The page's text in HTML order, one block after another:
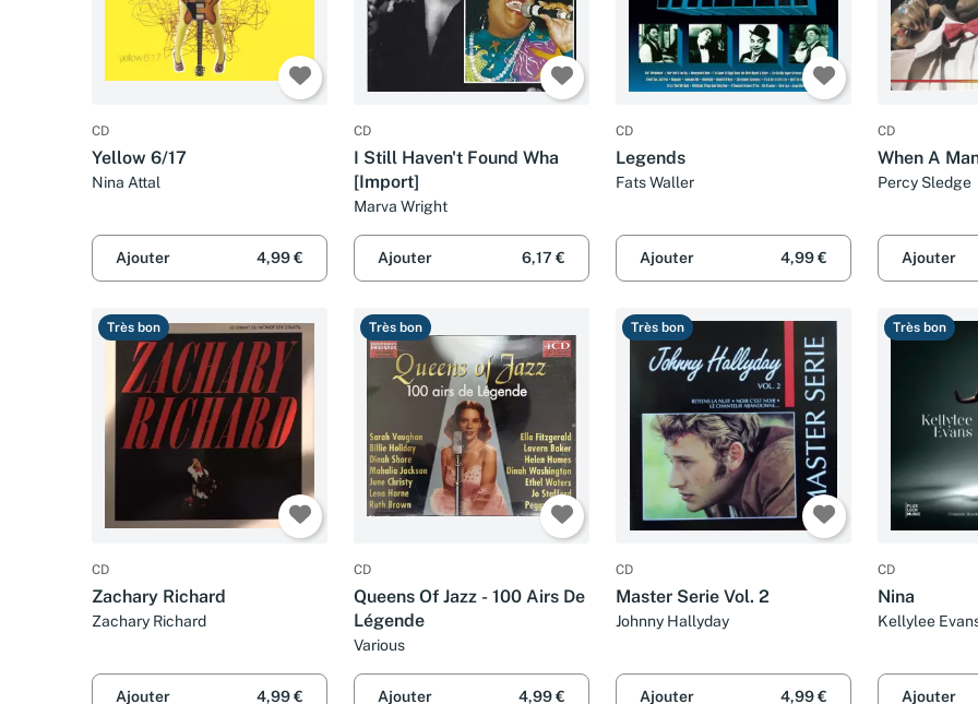
CD
Yellow 6/17
Nina Attal
Ajouter 4,99 €
CD
I Still Haven't Found Wha
[Import]
Marva Wright
Ajouter 6,17 €
CD
Legends
Fats Waller
Ajouter 4,99 €
CD
When A
Percy Sledge
Ajouter
Très bon
CD
Zachary Richard
Zachary Richard
Ajouter 4,99 €
Très bon
CD
Queens Of Jazz - 100 Airs De
Légende
Various
Ajouter 4,99 €
Très bon
CD
Master Serie Vol. 2
Johnny Hallyday
Ajouter 4,99 €
Très bon
CD
Nina
Kellylee
Ajouter